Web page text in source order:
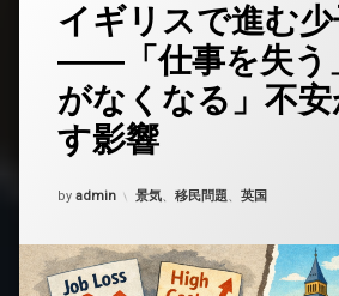
響)
イギリスで進む
――「仕事を失う
がなくなる」不
す影響
Updated on 2026年2月3日
by admin カテゴリー:
景気、 移民問題、 英国
を
ど
う
ぞ
ギ
ス
で
進